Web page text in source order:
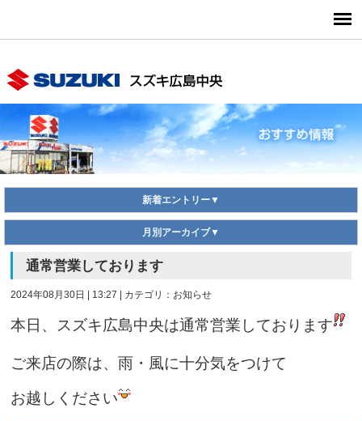
新着エントリー▼
月別アーカイブ▼
通常営業しております
2024年08月30日 | 13:27 | カテゴリ：お知らせ
本日、スズキ広島中央は通常営業しております
ご来店の際は、雨・風に十分気をつけて
お越しください